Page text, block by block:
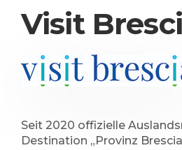
Visit
Seit 2020 offizielle
Destination „Provinz